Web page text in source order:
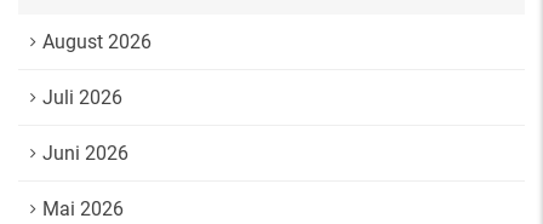
August 2026
Juli 2026
Juni 2026
Mai 2026